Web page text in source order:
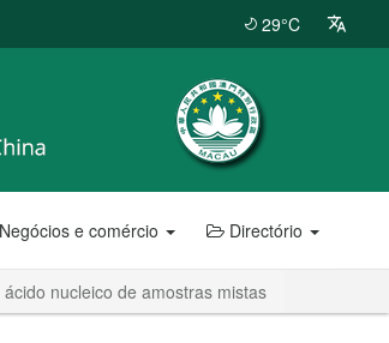
29°C
Negócios e comércio Directório
nucleico de amostras mistas